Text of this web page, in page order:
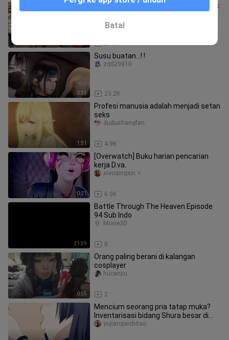
Lokakarya Kehidupan/4K COW/Penulis:
2.4K
zhuziqingna
0:33
Susu buatan...! !
23.2K
zqd29810
1:51
Profesi manusia adalah menjadi setan
seks
4.9K
dudushangfan
0:21
[Overwatch] Buku harian pencarian
kerja D.va.
6.0K
xiaoqingxinヾ
21:39
Battle Through The Heaven Episode
94 Sub Indo
8
Movie3D
0:55
Orang paling berani di kalangan
cosplayer
2
hucanjiu
Mencium seorang pria tatap muka?
Inventarisasi bidang Shura besar di
anime!
yujiangaichitao
Batal